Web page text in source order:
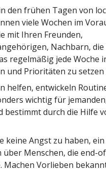
den frühen Tagen von
viele Wochen im
mit Ihren Freunden,
Nachbarn,
regelmäßig jede Woche
und Prioritäten zu setzen
helfen, entwickeln
wichtig für
bestimmt durch die Hilfe
keine Angst zu haben,
über Menschen, die end-
Machen Vorlieben